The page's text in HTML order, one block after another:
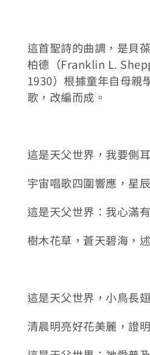
這首聖詩的曲調，是貝
柏德（Franklin L.
1930）根據童年自母親
歌，改編而成。
這是天父世界，我要側
宇宙唱歌四圍響應，星
這是天父世界：我心滿
樹木花草，蒼天碧海，
這是天父世界，小鳥長
清晨明亮好花美麗，證